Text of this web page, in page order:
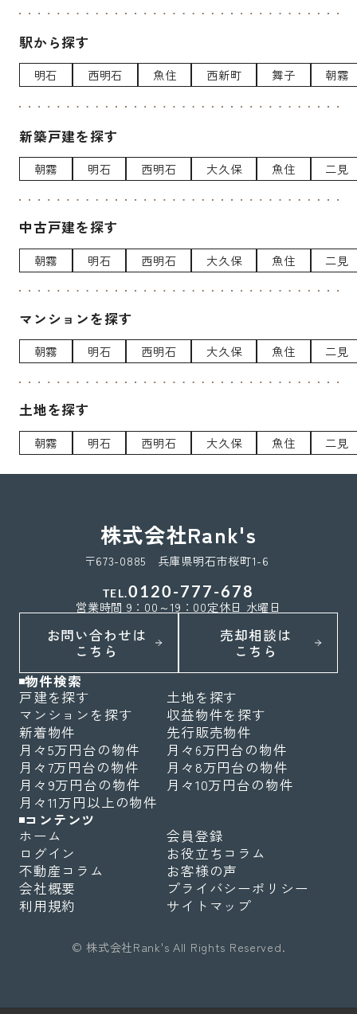
駅から探す
明石 西明石 魚住 西新町 舞子 朝霧
新築戸建を探す
朝霧 明石 西明石 大久保 魚住 二見
中古戸建を探す
朝霧 明石 西明石 大久保 魚住 二見
マンションを探す
朝霧 明石 西明石 大久保 魚住 二見
土地を探す
朝霧 明石 西明石 大久保 魚住 二見
株式会社Rank's
〒673-0885 兵庫県明石市桜町1-6
TEL.0120-777-678
営業時間 9：00～19：00定休日 水曜日
お問い合わせは
こちら
売却相談は
こちら
物件検索
戸建を探す
土地を探す
マンションを探す
収益物件を探す
新着物件
先行販売物件
月々5万円台の物件
月々6万円台の物件
月々7万円台の物件
月々8万円台の物件
月々9万円台の物件
月々10万円台の物件
月々11万円以上の物件
コンテンツ
ホーム
会員登録
ログイン
お役立ちコラム
不動産コラム
お客様の声
会社概要
プライバシーポリシー
利用規約
サイトマップ
© 株式会社Rank's All Rights Reserved.